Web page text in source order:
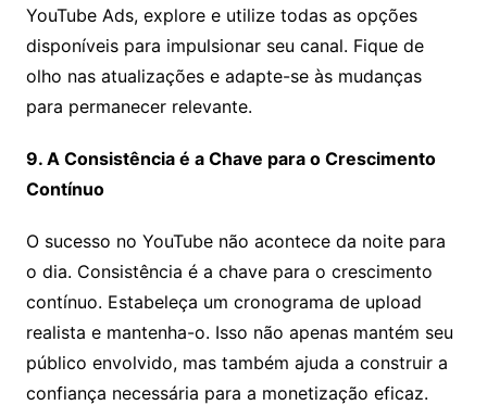
YouTube Ads, explore e utilize todas as opções
disponíveis para impulsionar seu canal. Fique de
olho nas atualizações e adapte-se às mudanças
para permanecer relevante.
9. A Consistência é a Chave para o Crescimento
Contínuo
O sucesso no YouTube não acontece da noite para
o dia. Consistência é a chave para o crescimento
contínuo. Estabeleça um cronograma de upload
realista e mantenha-o. Isso não apenas mantém seu
público envolvido, mas também ajuda a construir a
confiança necessária para a monetização eficaz.